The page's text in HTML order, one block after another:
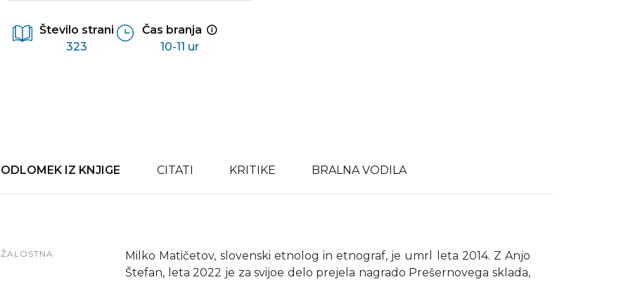
Število strani
323
Čas branja
10-11 ur
ODLOMEK IZ KNJIGE CITATI KRITIKE BRALNA VODILA
ŽALOSTNA
Milko Matičetov, slovenski etnolog in etnograf, je umrl leta 2014. Z Anjo
Štefan, leta 2022 je za svijoe delo prejela nagrado Prešernovega sklada,